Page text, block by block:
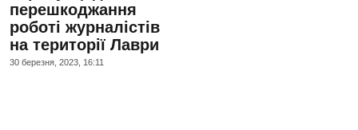
перешкоджання
роботі журналістів
на території Лаври
30 березня, 2023, 16:11